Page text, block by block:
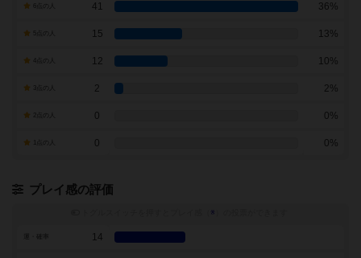
41 36%
15 13%
12 10%
2 2%
0 0%
0 0%
プレイ感の評価
※
14